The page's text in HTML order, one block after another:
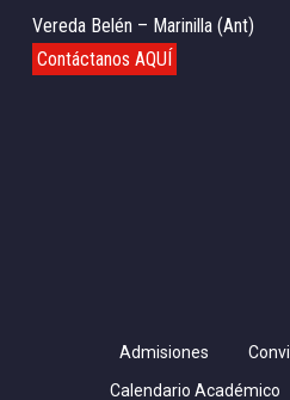
Vereda Belén – Marinilla (Ant)
Contáctanos AQUÍ
Admisiones
Calendario Académico